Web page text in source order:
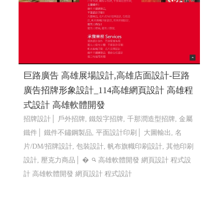
巨路廣告 高雄展場設計,高雄店面設計-巨路
廣告招牌形象設計_114高雄網頁設計 高雄程
式設計 高雄軟體開發
招牌設計│ 戶外招牌, 鐵殼字招牌, 千那潤造型招牌, 金屬
鐵件│ 鐵件不鏽鋼製品, 平面設計印刷│ 大圖輸出, 名
片/DM/招牌設計, 包裝設計, 帆布旗幟印刷設計, 其他印刷
設計, 壓克力商品│ �
高雄軟體開發 網頁設計 程式設
計 高雄軟體開發 網頁設計 程式設計